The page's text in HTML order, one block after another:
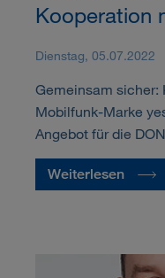
Kooperation
Dienstag, 05.07.2022
Gemeinsam sicher:
Mobilfunk-Marke
Angebot für die
Weiterlesen